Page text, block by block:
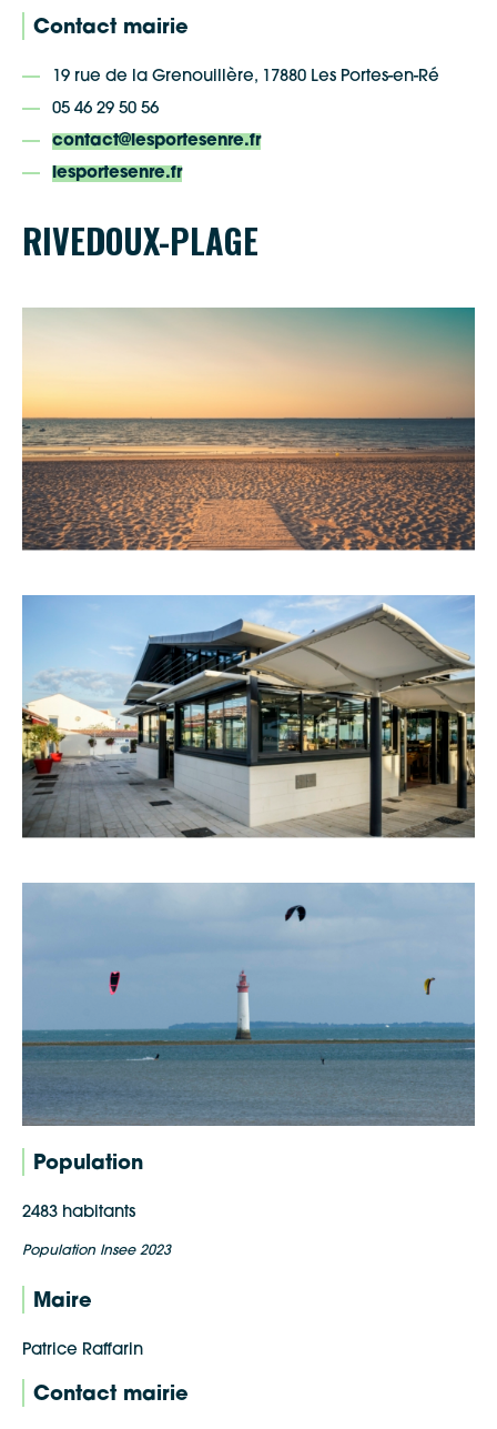
Contact mairie
19 rue de la Grenouillère, 17880 Les Portes-en-Ré
05 46 29 50 56
contact@lesportesenre.fr
lesportesenre.fr
RIVEDOUX-PLAGE
Population
2483 habitants
Population Insee 2023
Maire
Patrice Raffarin
Contact mairie